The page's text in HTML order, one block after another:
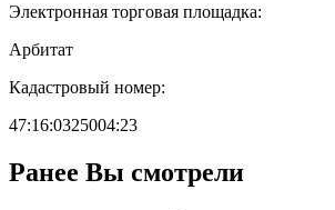
Электронная торговая площадка:
Арбитат
Кадастровый номер:
47:16:0325004:23
Ранее Вы смотрели